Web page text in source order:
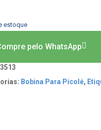
estoque
pelo WhatsApp
Bobina Para Picolé,